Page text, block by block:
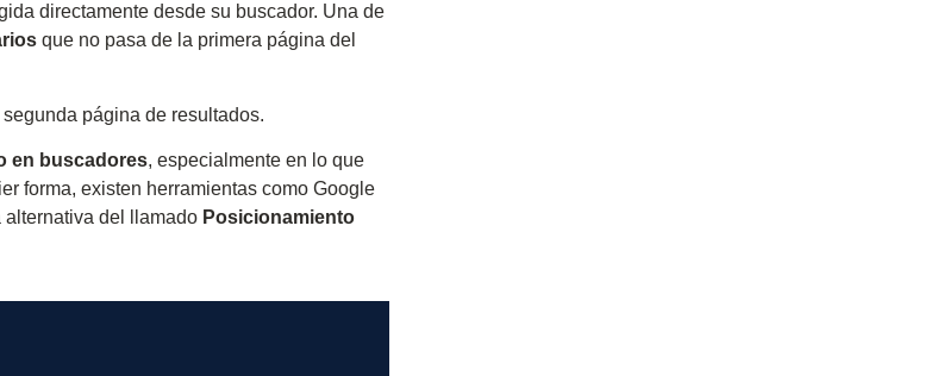
directamente desde su buscador. Una de
que no pasa de la primera página del
página de resultados.
en buscadores, especialmente en lo que
forma, existen herramientas como Google
del llamado Posicionamiento